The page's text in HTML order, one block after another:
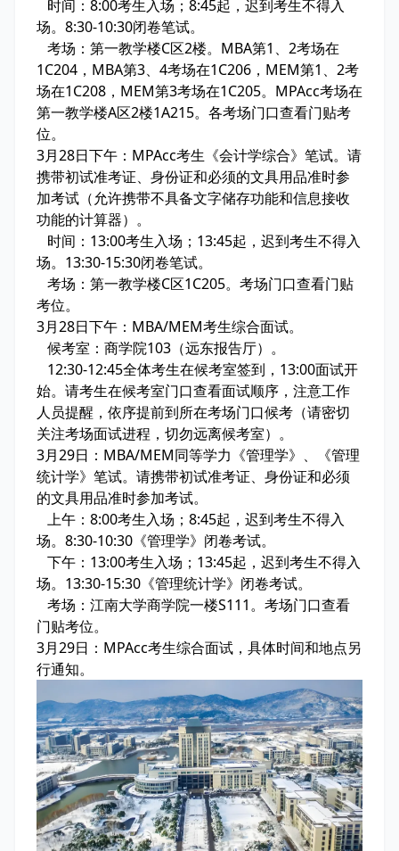
时间：8:00考生入场；8:45起，迟到考生不得入
场。8:30-10:30闭卷笔试。
考场：第一教学楼C区2楼。MBA第1、2考场在
1C204，MBA第3、4考场在1C206，MEM第1、2考
场在1C208，MEM第3考场在1C205。MPAcc考场在
第一教学楼A区2楼1A215。各考场门口查看门贴考
位。
3月28日下午：MPAcc考生《会计学综合》笔试。请
携带初试准考证、身份证和必须的文具用品准时参
加考试（允许携带不具备文字储存功能和信息接收
功能的计算器）。
时间：13:00考生入场；13:45起，迟到考生不得入
场。13:30-15:30闭卷笔试。
考场：第一教学楼C区1C205。考场门口查看门贴
考位。
3月28日下午：MBA/MEM考生综合面试。
候考室：商学院103（远东报告厅）。
12:30-12:45全体考生在候考室签到，13:00面试开
始。请考生在候考室门口查看面试顺序，注意工作
人员提醒，依序提前到所在考场门口候考（请密切
关注考场面试进程，切勿远离候考室）。
3月29日：MBA/MEM同等学力《管理学》、《管理
统计学》笔试。请携带初试准考证、身份证和必须
的文具用品准时参加考试。
上午：8:00考生入场；8:45起，迟到考生不得入
场。8:30-10:30《管理学》闭卷考试。
下午：13:00考生入场；13:45起，迟到考生不得入
场。13:30-15:30《管理统计学》闭卷考试。
考场：江南大学商学院一楼S111。考场门口查看
门贴考位。
3月29日：MPAcc考生综合面试，具体时间和地点另
行通知。